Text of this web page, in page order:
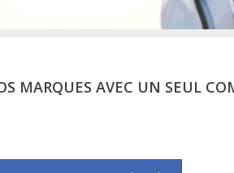
MARQUES AVEC UN SEUL